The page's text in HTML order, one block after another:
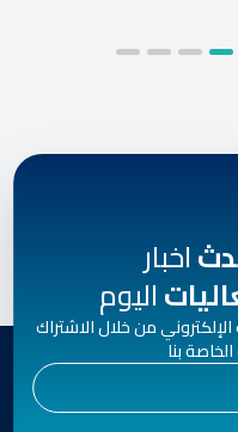
اخبار
اليوم
من خلال الاشتراك
بنا